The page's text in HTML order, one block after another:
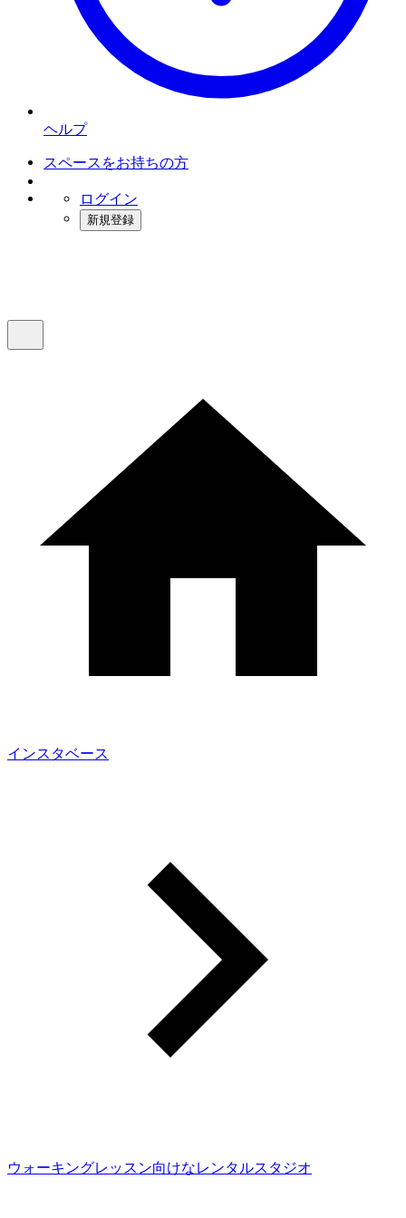
ヘルプ
スペースをお持ちの方
ログイン
新規登録
インスタベース
ウォーキングレッスン向けなレンタルスタジオ